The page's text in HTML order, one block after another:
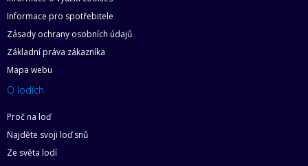
Informace pro spotřebitele
Zásady ochrany osobních údajů
Základní práva zákazníka
Mapa webu
O lodích
Proč na loď
Najděte svoji loď snů
Ze světa lodí